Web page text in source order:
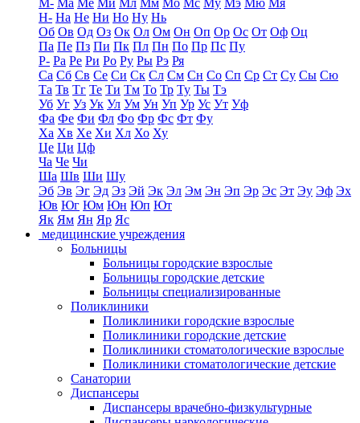
М- Ма Ме Ми Мл Мм Мо Мс Му Мэ Мю Мя
Н- На Не Ни Но Ну Нь
Об Ов Од Оз Ок Ол Ом Он Оп Ор Ос От Оф Оц
Па Пе Пз Пи Пк Пл Пн По Пр Пс Пу
Р- Ра Ре Ри Ро Ру Ры Рэ Ря
Са Сб Св Се Си Ск Сл См Сн Со Сп Ср Ст Су Сы Сю
Та Тв Тг Те Ти Тм То Тр Ту Ты Тэ
Уб Уг Уз Ук Ул Ум Ун Уп Ур Ус Ут Уф
Фа Фе Фи Фл Фо Фр Фс Фт Фу
Ха Хв Хе Хи Хл Хо Ху
Це Ци Цф
Ча Че Чи
Ша Шв Ши Шу
Эб Эв Эг Эд Эз Эй Эк Эл Эм Эн Эп Эр Эс Эт Эу Эф Эх
Юв Юг Юм Юн Юп Ют
Як Ям Ян Яр Яс
медицинские учреждения
Больницы
Больницы городские взрослые
Больницы городские детские
Больницы специализированные
Поликлиники
Поликлиники городские взрослые
Поликлиники городские детские
Поликлиники стоматологические взрослые
Поликлиники стоматологические детские
Санатории
Диспансеры
Диспансеры врачебно-физкультурные